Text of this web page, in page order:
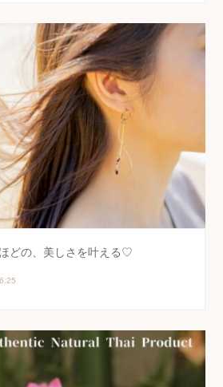
どの、美しさを叶える♡